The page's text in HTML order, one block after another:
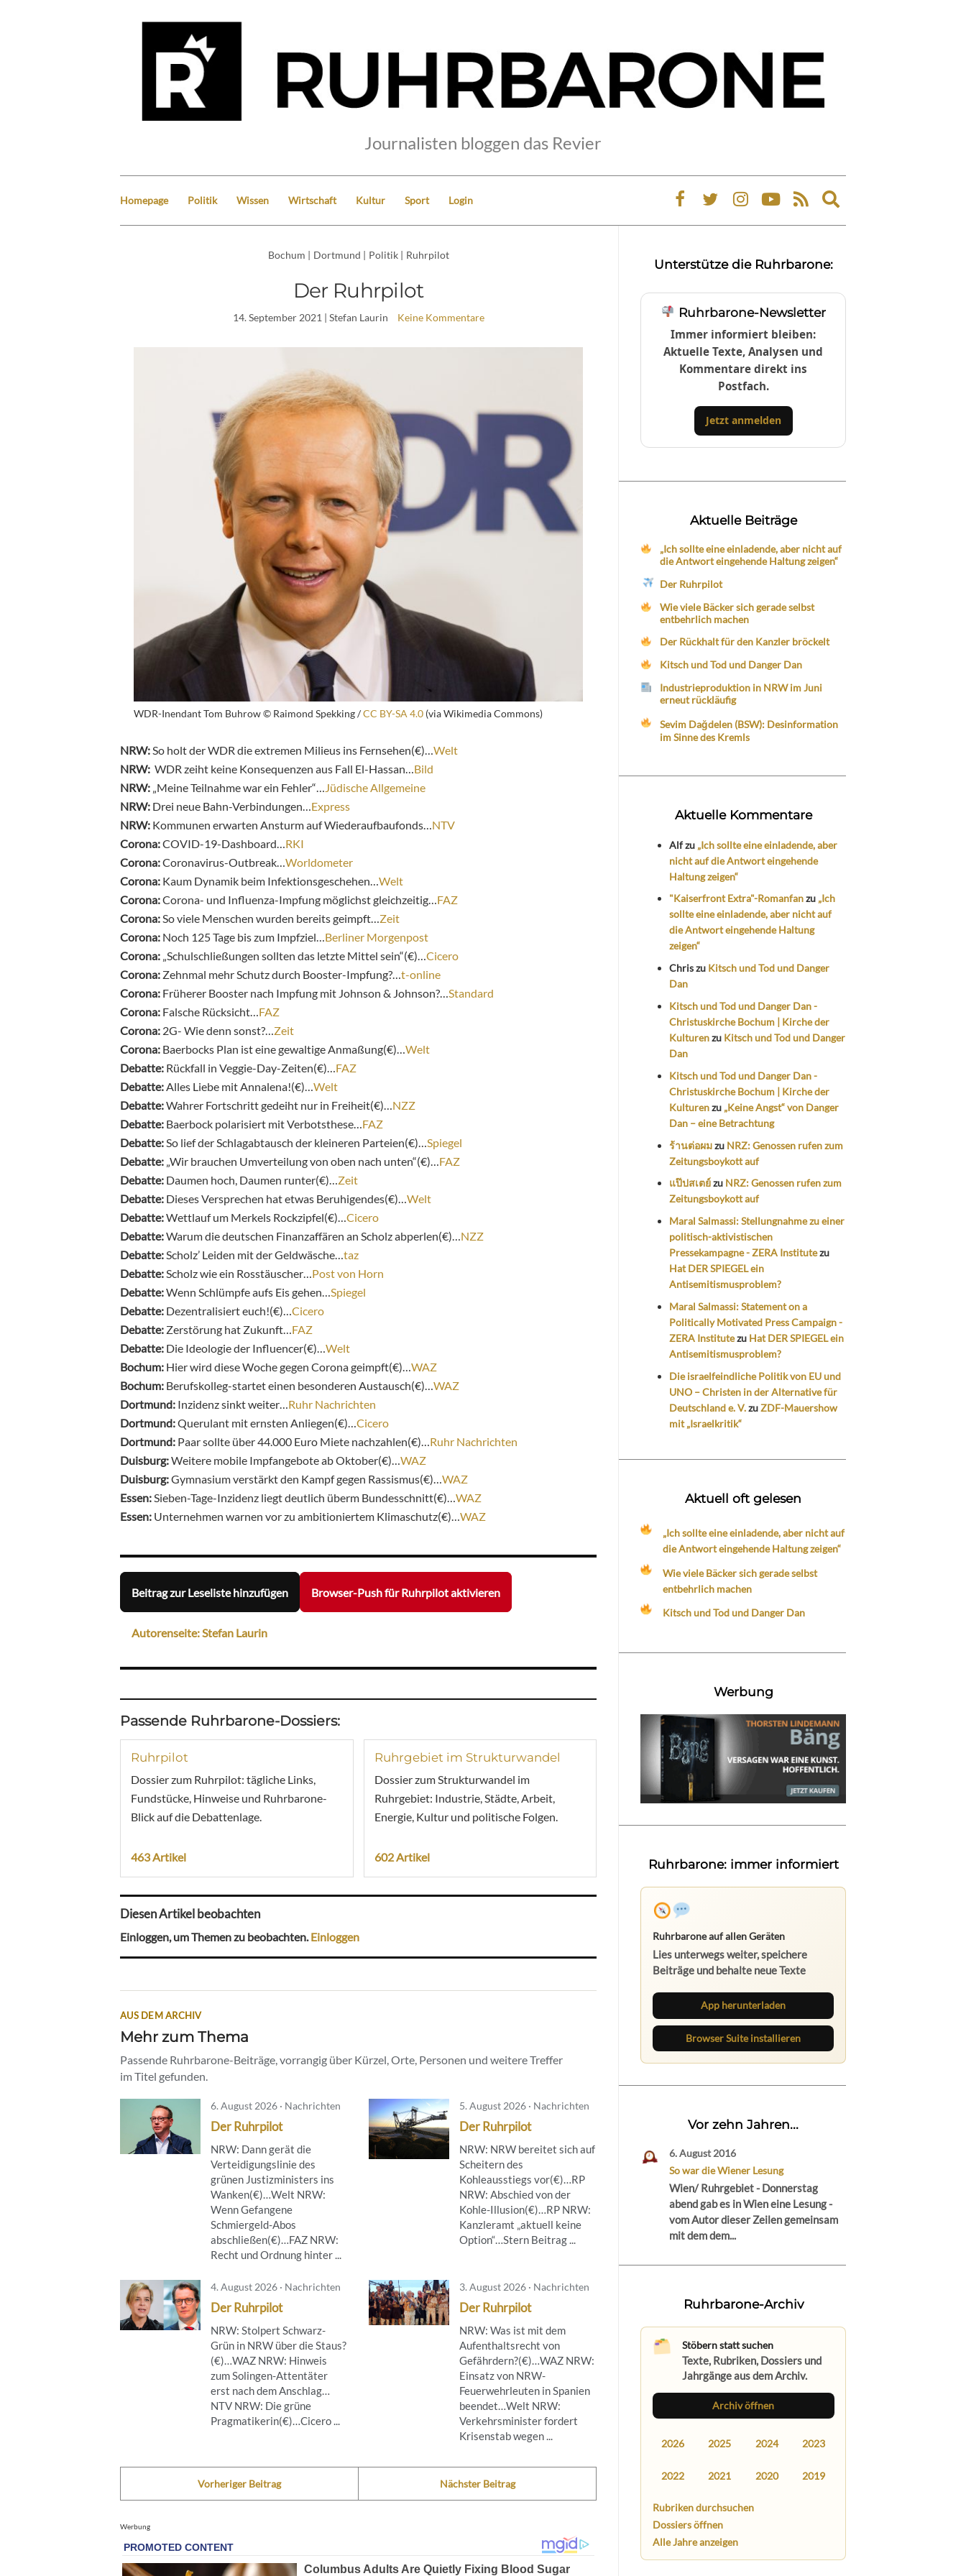
Journalisten bloggen das Revier
Homepage Politik Wissen Wirtschaft Kultur Sport Login
Expand
search
Bochum | Dortmund | Politik | Ruhrpilot
Der Ruhrpilot
14. September 2021 | Stefan Laurin Keine Kommentare
WDR-Inendant Tom Buhrow © Raimond Spekking /CC BY-SA 4.0 (via Wikimedia Commons)
NRW:So holt der WDR die extremen Milieus ins Fernsehen(€)…Welt
NRW: WDR zeiht keine Konsequenzen aus Fall El-Hassan…Bild
NRW: „Meine Teilnahme war ein Fehler“…Jüdische Allgemeine
NRW: Drei neue Bahn-Verbindungen…Express
NRW: Kommunen erwarten Ansturm auf Wiederaufbaufonds…NTV
Corona:COVID-19-Dashboard…RKI
Corona:Coronavirus-Outbreak…Worldometer
Corona: Kaum Dynamik beim Infektionsgeschehen…Welt
Corona:Corona- und Influenza-Impfung möglichst gleichzeitig…FAZ
Corona:So viele Menschen wurden bereits geimpft…Zeit
Corona: Noch 125 Tage bis zum Impfziel…Berliner Morgenpost
Corona: „Schulschließungen sollten das letzte Mittel sein“(€)…Cicero
Corona: Zehnmal mehr Schutz durch Booster-Impfung?…t-online
Corona: Früherer Booster nach Impfung mit Johnson & Johnson?…Standard
Corona: Falsche Rücksicht…FAZ
Corona: 2G- Wie denn sonst?…Zeit
Corona: Baerbocks Plan ist eine gewaltige Anmaßung(€)…Welt
Debatte: Rückfall in Veggie-Day-Zeiten(€)…FAZ
Debatte:Alles Liebe mit Annalena!(€)…Welt
Debatte:Wahrer Fortschritt gedeiht nur in Freiheit(€)…NZZ
Debatte: Baerbock polarisiert mit Verbotsthese…FAZ
Debatte:So lief der Schlagabtausch der kleineren Parteien(€)…Spiegel
Debatte: „Wir brauchen Umverteilung von oben nach unten“(€)…FAZ
Debatte: Daumen hoch, Daumen runter(€)…Zeit
Debatte: Dieses Versprechen hat etwas Beruhigendes(€)…Welt
Debatte:Wettlauf um Merkels Rockzipfel(€)…Cicero
Debatte:Warum die deutschen Finanzaffären an Scholz abperlen(€)…NZZ
Debatte:Scholz’ Leiden mit der Geldwäsche…taz
Debatte:Scholz wie ein Rosstäuscher…Post von Horn
Debatte:Wenn Schlümpfe aufs Eis gehen…Spiegel
Debatte: Dezentralisiert euch!(€)…Cicero
Debatte: Zerstörung hat Zukunft…FAZ
Debatte: Die Ideologie der Influencer(€)…Welt
Bochum: Hier wird diese Woche gegen Corona geimpft(€)…WAZ
Bochum: Berufskolleg-startet einen besonderen Austausch(€)…WAZ
Dortmund: Inzidenz sinkt weiter…Ruhr Nachrichten
Dortmund:Querulant mit ernsten Anliegen(€)…Cicero
Dortmund: Paar sollte über 44.000 Euro Miete nachzahlen(€)…Ruhr Nachrichten
Duisburg:Weitere mobile Impfangebote ab Oktober(€)…WAZ
Duisburg:Gymnasium verstärkt den Kampf gegen Rassismus(€)…WAZ
Essen:Sieben-Tage-Inzidenz liegt deutlich überm Bundesschnitt(€)…WAZ
Essen: Unternehmen warnen vor zu ambitioniertem Klimaschutz(€)…WAZ
Beitrag zur Leseliste hinzufügen Browser-Push für Ruhrpilot aktivieren
Autorenseite: Stefan Laurin
Passende Ruhrbarone-Dossiers:
Ruhrpilot
Dossier zum Ruhrpilot: tägliche Links,
Fundstücke, Hinweise und Ruhrbarone-
Blick auf die Debattenlage.
463 Artikel
Ruhrgebiet im Strukturwandel
Dossier zum Strukturwandel im
Ruhrgebiet: Industrie, Städte, Arbeit,
Energie, Kultur und politische Folgen.
602 Artikel
Diesen Artikel beobachten
Einloggen, um Themen zu beobachten.Einloggen
AUS DEM ARCHIV
Mehr zum Thema
Passende Ruhrbarone-Beiträge, vorrangig über Kürzel, Orte, Personen und weitere Treffer
im Titel gefunden.
6. August 2026 · Nachrichten
Der Ruhrpilot
NRW: Dann gerät die
Verteidigungslinie des
grünen Justizministers ins
Wanken(€)…Welt NRW:
Wenn Gefangene
Schmiergeld-Abos
abschließen(€)…FAZ NRW:
Recht und Ordnung hinter ...
5. August 2026 · Nachrichten
Der Ruhrpilot
NRW: NRW bereitet sich auf
Scheitern des
Kohleausstiegs vor(€)…RP
NRW: Abschied von der
Kohle-Illusion(€)…RP NRW:
Kanzleramt „aktuell keine
Option“…Stern Beitrag ...
4. August 2026 · Nachrichten
Der Ruhrpilot
NRW: Stolpert Schwarz-
Grün in NRW über die Staus?
(€)…WAZ NRW: Hinweis
zum Solingen-Attentäter
erst nach dem Anschlag…
NTV NRW: Die grüne
Pragmatikerin(€)…Cicero ...
3. August 2026 · Nachrichten
Der Ruhrpilot
NRW: Was ist mit dem
Aufenthaltsrecht von
Gefährdern?(€)…WAZ NRW:
Einsatz von NRW-
Feuerwehrleuten in Spanien
beendet…Welt NRW:
Verkehrsminister fordert
Krisenstab wegen ...
Vorheriger Beitrag Nächster Beitrag
Werbung
Unterstütze die Ruhrbarone:
Ruhrbarone-Newsletter
Immer informiert bleiben:
Aktuelle Texte, Analysen und
Kommentare direkt ins
Postfach.
Jetzt anmelden
Aktuelle Beiträge
„Ich sollte eine einladende, aber nicht auf
die Antwort eingehende Haltung zeigen“
Der Ruhrpilot
Wie viele Bäcker sich gerade selbst
entbehrlich machen
Der Rückhalt für den Kanzler bröckelt
Kitsch und Tod und Danger Dan
Industrieproduktion in NRW im Juni
erneut rückläufig
Sevim Dağdelen (BSW): Desinformation
im Sinne des Kremls
Aktuelle Kommentare
Alfzu „Ich sollte eine einladende, aber
nicht auf die Antwort eingehende
Haltung zeigen“
"Kaiserfront Extra"-Romanfanzu „Ich
sollte eine einladende, aber nicht auf
die Antwort eingehende Haltung
zeigen“
Chriszu Kitsch und Tod und Danger
Dan
Kitsch und Tod und Danger Dan -
Christuskirche Bochum | Kirche der
Kulturenzu Kitsch und Tod und Danger
Dan
Kitsch und Tod und Danger Dan -
Christuskirche Bochum | Kirche der
Kulturenzu „Keine Angst“ von Danger
Dan – eine Betrachtung
ร้านต่อผมzu NRZ: Genossen rufen zum
Zeitungsboykott auf
แป๊ปสเตย์zu NRZ: Genossen rufen zum
Zeitungsboykott auf
Maral Salmassi: Stellungnahme zu einer
politisch-aktivistischen
Pressekampagne - ZERA Institutezu
Hat DER SPIEGEL ein
Antisemitismusproblem?
Maral Salmassi: Statement on a
Politically Motivated Press Campaign -
ZERA Institutezu Hat DER SPIEGEL ein
Antisemitismusproblem?
Die israelfeindliche Politik von EU und
UNO – Christen in der Alternative für
Deutschland e. V.zuZDF-Mauershow
mit „Israelkritik“
Aktuell oft gelesen
„Ich sollte eine einladende, aber nicht auf
die Antwort eingehende Haltung zeigen“
Wie viele Bäcker sich gerade selbst
entbehrlich machen
Kitsch und Tod und Danger Dan
Werbung
Ruhrbarone: immer informiert
Ruhrbarone auf allen Geräten
Lies unterwegs weiter, speichere
Beiträge und behalte neue Texte
App herunterladen
Browser Suite installieren
Vor zehn Jahren...
6. August 2016
So war die Wiener Lesung
Wien/ Ruhrgebiet - Donnerstag
abend gab es in Wien eine Lesung -
vom Autor dieser Zeilen gemeinsam
mit dem dem...
Ruhrbarone-Archiv
Stöbern statt suchen
Texte, Rubriken, Dossiers und
Jahrgänge aus dem Archiv.
Archiv öffnen
2026 2025 2024 2023
2022 2021 2020 2019
Rubriken durchsuchen
Dossiers öffnen
Alle Jahre anzeigen